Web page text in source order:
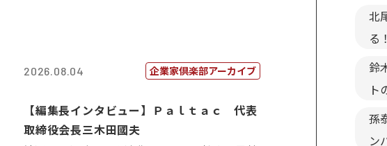
2026.08.04 企業家倶楽部アーカイブ
【編集長インタビュー】Ｐａｌｔａｃ 代表
取締役会長三木田國夫
北
る
鈴
ト
孫
ン